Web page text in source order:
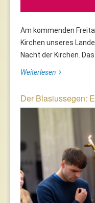
Am kommenden
Kirchen unseres
Nacht der Kirchen. Das...
Weiterlesen
Der Blasiussegen: